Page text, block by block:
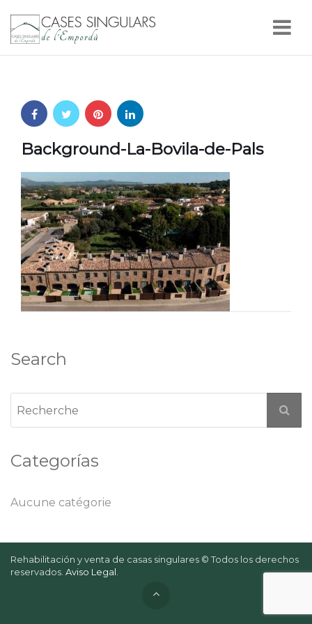
Background-La-Bovila-de-Pals
Search
Categorías
Aucune catégorie
Rehabilitación y venta de casas singulares © Todos los derechos
reservados. Aviso Legal